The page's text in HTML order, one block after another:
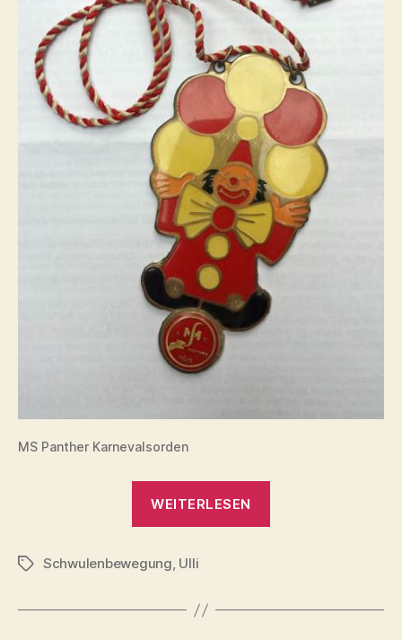
MS Panther Karnevalsorden
WEITERLESEN
Schlagwörter
Schwulenbewegung, Ulli